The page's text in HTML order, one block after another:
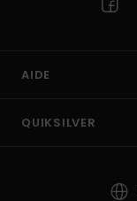
AIDE
QUIKSILVER